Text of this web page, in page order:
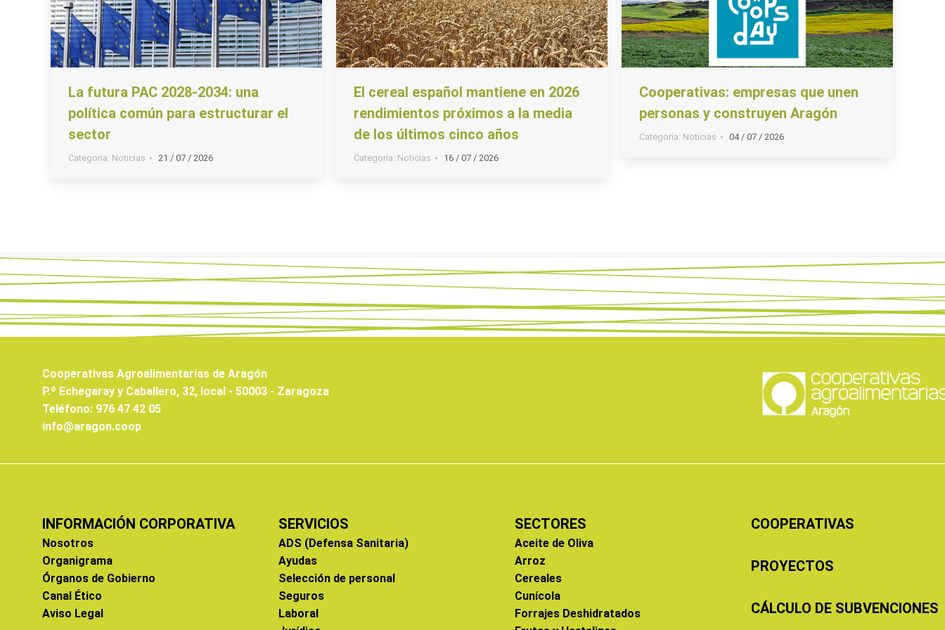
La futura PAC 2028-2034: una
política común para estructurar el
sector
Categoria: Noticias 21 / 07 / 2026
El cereal español mantiene en 2026
rendimientos próximos a la media
de los últimos cinco años
Categoria: Noticias 16 / 07 / 2026
Cooperativas: empresas que unen
personas y construyen Aragón
Categoria: Noticias 04 / 07 / 2026
Cooperativas Agroalimentarias de Aragón
P.º Echegaray y Caballero, 32, local - 50003 - Zaragoza
Teléfono: 976 47 42 05
info@aragon.coop
INFORMACIÓN CORPORATIVA
Nosotros
Organigrama
Órganos de Gobierno
Canal Ético
Aviso Legal
SERVICIOS
ADS (Defensa Sanitaria)
Ayudas
Selección de personal
Seguros
Laboral
SECTORES
Aceite de Oliva
Arroz
Cereales
Cunícola
Forrajes Deshidratados
COOPERATIVAS
PROYECTOS
CÁLCULO DE SUBVENCIONES